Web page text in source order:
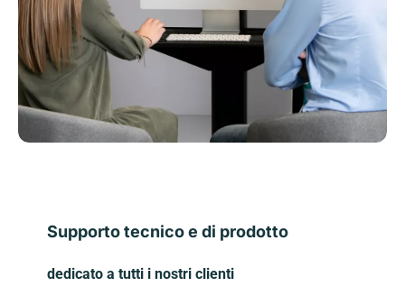
Supporto tecnico e di prodotto
dedicato a tutti i nostri clienti